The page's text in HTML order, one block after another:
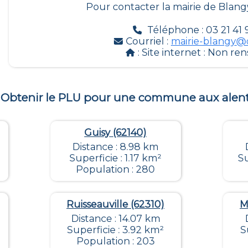
Pour contacter la mairie de
Téléphone : 03 21 41
Courriel : mairie-
: Site internet : Non
Obtenir le PLU pour une commune aux
Guisy (62140)
Distance : 8.98 km
Superficie : 1.17 km²
Population : 280
Ruisseauville (62310)
Distance : 14.07 km
Superficie : 3.92 km²
Population : 203